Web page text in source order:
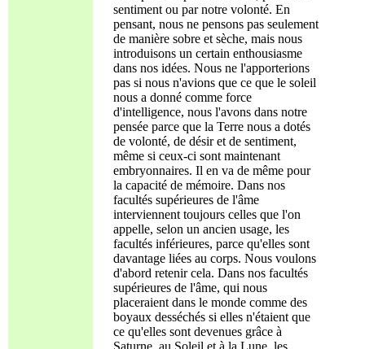
sentiment ou par notre volonté. En
pensant, nous ne pensons pas seulement
de manière sobre et sèche, mais nous
introduisons un certain enthousiasme
dans nos idées. Nous ne l'apporterions
pas si nous n'avions que ce que le soleil
nous a donné comme force
d'intelligence, nous l'avons dans notre
pensée parce que la Terre nous a dotés
de volonté, de désir et de sentiment,
même si ceux-ci sont maintenant
embryonnaires. Il en va de même pour
la capacité de mémoire. Dans nos
facultés supérieures de l'âme
interviennent toujours celles que l'on
appelle, selon un ancien usage, les
facultés inférieures, parce qu'elles sont
davantage liées au corps. Nous voulons
d'abord retenir cela. Dans nos facultés
supérieures de l'âme, qui nous
placeraient dans le monde comme des
boyaux desséchés si elles n'étaient que
ce qu'elles sont devenues grâce à
Saturne, au Soleil et à la Lune, les